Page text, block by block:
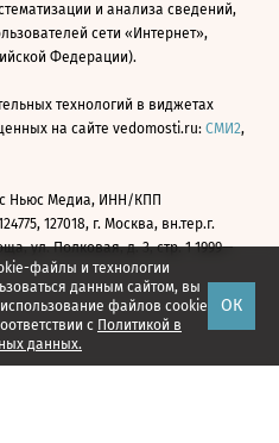
файлы и технологии
данным сайтом, вы
файлов cookie
с Политикой в
данных.
ОК
и анализа сведений,
сети «Интернет»,
Федерации).
технологий в виджетах
на сайте vedomosti.ru: СМИ2,
Ньюс Медиа, ИНН/КПП
127018, г. Москва, вн.тер.г.
ул. Полковая, д. 3, стр. 1 1999—